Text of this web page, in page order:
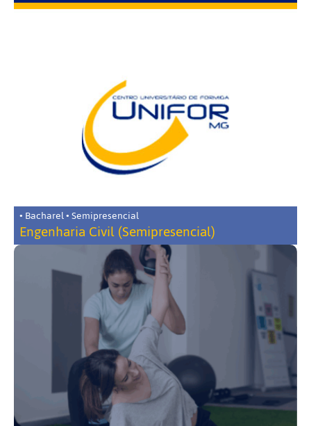
• Bacharel • Semipresencial
Engenharia Civil (Semipresencial)